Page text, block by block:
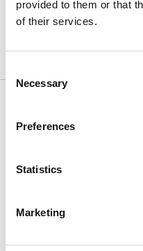
provided to them or that
of their services.
Selection
Necessary
Preferences
Statistics
Marketing
Manual FES-FEJ ENG.pdf
Tillbehör /
Visar5/5